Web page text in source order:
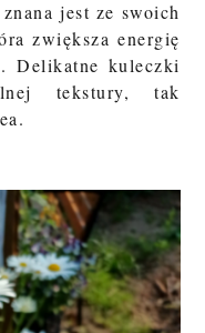
jest ze swoich
zwiększa energię
Delikatne kuleczki
tekstury, tak